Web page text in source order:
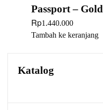
Passport – Gold
Rp1.440.000
Tambah ke keranjang
Katalog